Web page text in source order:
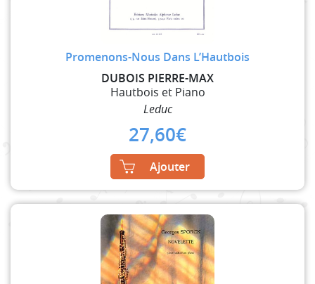
Promenons-Nous Dans L’Hautbois
DUBOIS PIERRE-MAX
Hautbois et Piano
Leduc
27,60€
Ajouter